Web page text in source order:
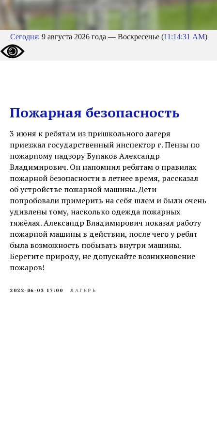
Сегодня: 9 августа 2026 года — Воскресенье (11:14:32 AM)
Пожарная безопасность
3 июня к ребятам из пришкольного лагеря
приезжал государственный инспектор г. Пензы по
пожарному надзору Бунаков Александр
Владимирович. Он напомнил ребятам о правилах
пожарной безопасности в летнее время, рассказал
об устройстве пожарной машины. Дети
попробовали примерить на себя шлем и были очень
удивлены тому, насколько одежда пожарных
тяжёлая. Александр Владимирович показал работу
пожарной машины в действии, после чего у ребят
была возможность побывать внутри машины.
Берегите природу, не допускайте возникновение
пожаров!
2022-06-03 17:00 ЛАГЕРЬ